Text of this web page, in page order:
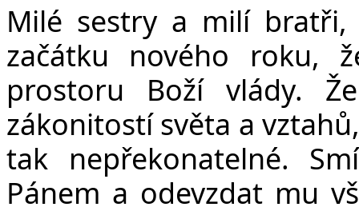
Milé sestry a milí
začátku nového roku,
prostoru Boží vlády.
zákonitostí světa a
tak nepřekonatelné.
Pánem a odevzdat mu